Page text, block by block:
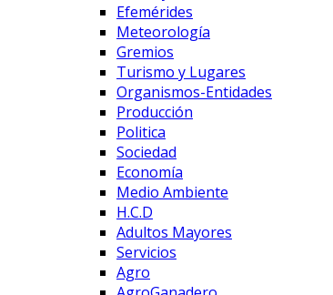
Efemérides
Meteorología
Gremios
Turismo y Lugares
Organismos-Entidades
Producción
Politica
Sociedad
Economía
Medio Ambiente
H.C.D
Adultos Mayores
Servicios
Agro